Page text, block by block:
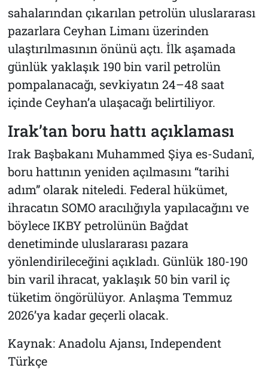
sahalarından çıkarılan petrolün uluslararası
pazarlara Ceyhan Limanı üzerinden
ulaştırılmasının önünü açtı. İlk aşamada
günlük yaklaşık 190 bin varil petrolün
pompalanacağı, sevkiyatın 24–48 saat
içinde Ceyhan’a ulaşacağı belirtiliyor.
Irak’tan boru hattı açıklaması
Irak Başbakanı Muhammed Şiya es-Sudanî,
boru hattının yeniden açılmasını “tarihi
adım” olarak niteledi. Federal hükümet,
ihracatın SOMO aracılığıyla yapılacağını ve
böylece IKBY petrolünün Bağdat
denetiminde uluslararası pazara
yönlendirileceğini açıkladı. Günlük 180-190
bin varil ihracat, yaklaşık 50 bin varil iç
tüketim öngörülüyor. Anlaşma Temmuz
2026’ya kadar geçerli olacak.
Kaynak: Anadolu Ajansı, Independent
Türkçe